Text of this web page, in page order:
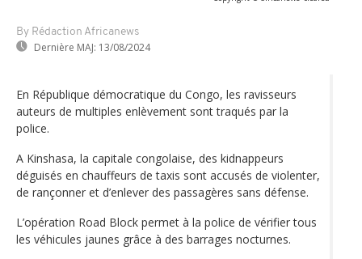
By Rédaction Africanews
Dernière MAJ: 13/08/2024
En République démocratique du Congo, les ravisseurs
auteurs de multiples enlèvement sont traqués par la
police.
A Kinshasa, la capitale congolaise, des kidnappeurs
déguisés en chauffeurs de taxis sont accusés de violenter,
de rançonner et d’enlever des passagères sans défense.
L’opération Road Block permet à la police de vérifier tous
les véhicules jaunes grâce à des barrages nocturnes.